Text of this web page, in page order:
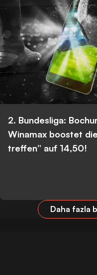
2. Bundesliga:
Winamax boostet
treffen” auf 14,50!
Daha fazla